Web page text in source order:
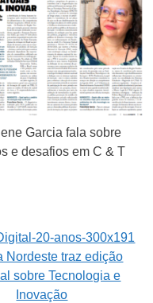
Garcia fala sobre
e desafios em C & T